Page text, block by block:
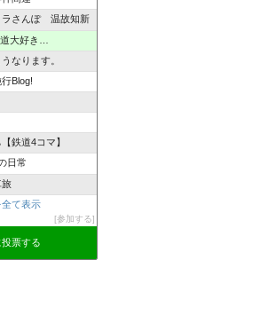
さんぽ 温故知新
大好き…
なります。
Blog!
鉄道4コマ】
日常
旅
て表示
参加する
票する